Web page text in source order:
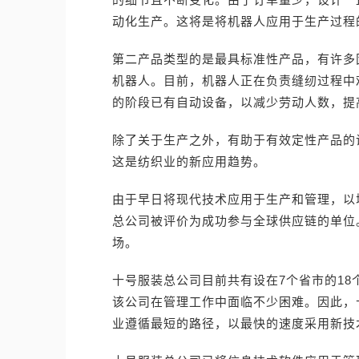
动化生产。这将是将机器人应用于生产过程
第二产品类型的是最具标准性产品，有许
机器人。目前，机器人正在负责缝纫过程
的阶段已有自动设备，以减少劳动人数，
除了关于生产之外，有助于有效定性产品
这是纺织业的新应用趋势。
由于早日将现代技术应用于生产和管理，
总公司被评价为成功参与全球供应链的单
场。
十号服装总公司目前共有设在7个省市的
该公司在管理工作中面临不少困难。因此
业遵循最短的路径，以最快的速度采用新